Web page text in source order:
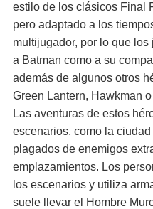
estilo de los clásicos Final
pero adaptado a los
multijugador, por lo que
a Batman como a su
además de algunos otros
Green Lantern, Hawkman
Las aventuras de estos
escenarios, como la
plagados de enemigos
emplazamientos. Los
los escenarios y utiliza
suele llevar el Hombre